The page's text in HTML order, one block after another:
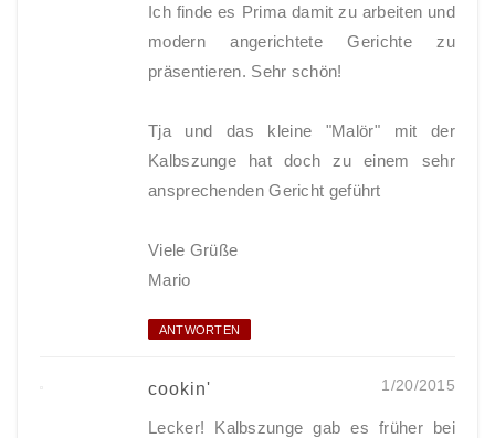
Ich finde es Prima damit zu arbeiten und
modern angerichtete Gerichte zu
präsentieren. Sehr schön!
Tja und das kleine "Malör" mit der
Kalbszunge hat doch zu einem sehr
ansprechenden Gericht geführt
Viele Grüße
Mario
ANTWORTEN
cookin' 1/20/2015
Lecker! Kalbszunge gab es früher bei